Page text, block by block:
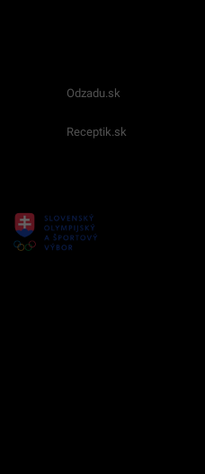
Odzadu.sk
Receptik.sk